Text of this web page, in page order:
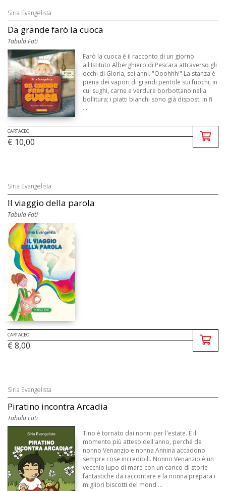
Siria Evangelista
Da grande farò la cuoca
Tabula Fati
Farò la cuoca è il racconto di un giorno
all'Istituto Alberghiero di Pescara attraverso gli
occhi di Gloria, sei anni. "Ooohhh!" La stanza è
piena dei vapori di grandi pentole sui fuochi, in
cui sughi, carne e verdure borbottano nella
bollitura; i piatti bianchi sono già disposti in fi
...
CARTACEO
€ 10,00
Siria Evangelista
Il viaggio della parola
Tabula Fati
CARTACEO
€ 8,00
Siria Evangelista
Piratino incontra Arcadia
Tabula Fati
Tino è tornato dai nonni per l'estate. È il
momento più atteso dell'anno, perché da
nonno Venanzio e nonna Annina accadono
sempre cose incredibili. Nonno Venanzio è un
vecchio lupo di mare con un carico di storie
fantastiche da raccontare e la nonna prepara i
migliori biscotti del mond ...